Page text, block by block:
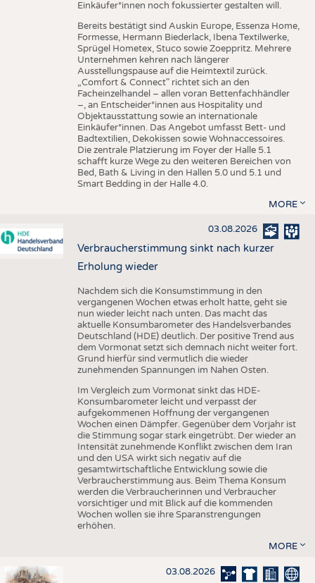
Einkäufer*innen noch fokussierter gestalten will.
Bereits bestätigt sind Auskin Europe, Essenza Home,
Formesse, Hermann Biederlack, Ibena Textilwerke,
Sprügel Hometex, Stuco sowie Zoeppritz. Mehrere
Unternehmen kehren nach längerer
Ausstellungspause auf die Heimtextil zurück.
„Comfort & Connect" richtet sich an den
Facheinzelhandel – allen voran Bettenfachhändler
–, an Entscheider*innen aus Hospitality und
Objektausstattung sowie an internationale
Einkäufer*innen. Das Angebot umfasst Bett- und
Badtextilien, Dekokissen sowie Wohnaccessoires.
Die zentrale Platzierung im Foyer der Halle 5.1
schafft kurze Wege zu den weiteren Bereichen von
Bed, Bath & Living in den Hallen 5.0 und 5.1 und
Smart Bedding in der Halle 4.0.
MORE
03.08.2026
Verbraucherstimmung sinkt nach kurzer
Erholung wieder
Nachdem sich die Konsumstimmung in den
vergangenen Wochen etwas erholt hatte, geht sie
nun wieder leicht nach unten. Das macht das
aktuelle Konsumbarometer des Handelsverbandes
Deutschland (HDE) deutlich. Der positive Trend aus
dem Vormonat setzt sich demnach nicht weiter fort.
Grund hierfür sind vermutlich die wieder
zunehmenden Spannungen im Nahen Osten.
Im Vergleich zum Vormonat sinkt das HDE-
Konsumbarometer leicht und verpasst der
aufgekommenen Hoffnung der vergangenen
Wochen einen Dämpfer. Gegenüber dem Vorjahr ist
die Stimmung sogar stark eingetrübt. Der wieder an
Intensität zunehmende Konflikt zwischen dem Iran
und den USA wirkt sich negativ auf die
gesamtwirtschaftliche Entwicklung sowie die
Verbraucherstimmung aus. Beim Thema Konsum
werden die Verbraucherinnen und Verbraucher
vorsichtiger und mit Blick auf die kommenden
Wochen wollen sie ihre Sparanstrengungen
erhöhen.
MORE
03.08.2026